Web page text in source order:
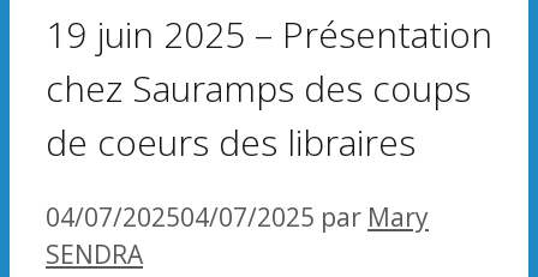
19 juin 2025 – Présentation
chez Sauramps des coups
de coeurs des libraires
04/07/202504/07/2025 par Mary
SENDRA